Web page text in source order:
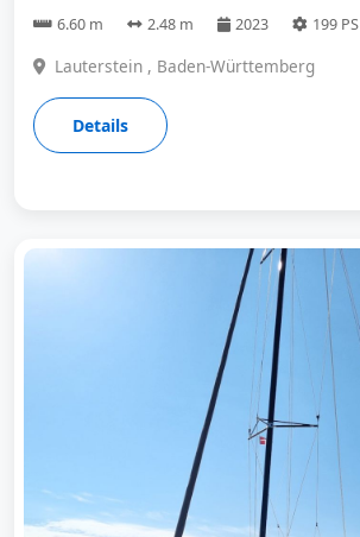
6.60 m 2.48 m 2023 199 PS
Lauterstein , Baden-Württemberg
Details